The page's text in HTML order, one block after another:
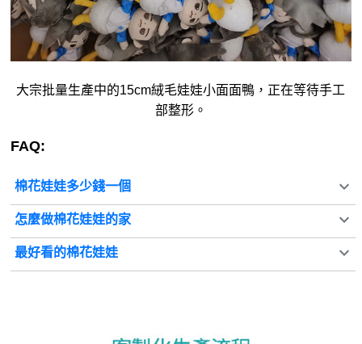
大宗批量生產中的15cm絨毛娃娃小面面鴨，正在等待手工
部整形。
FAQ:
棉花娃娃多少錢一個
怎麼做棉花娃娃的家
最好看的棉花娃娃